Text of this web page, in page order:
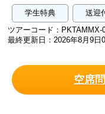
学生特典 送迎
ツアーコード：PKTAMMX-
最終更新日：2026年8月9日
空席